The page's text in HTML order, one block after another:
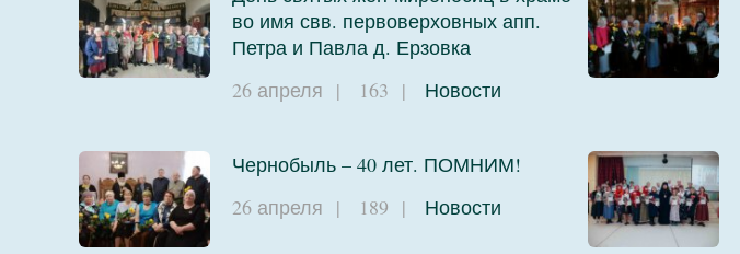
во имя свв. первоверховных апп.
Петра и Павла д. Ерзовка
26 апреля | 163 | Новости
Чернобыль – 40 лет. ПОМНИМ!
26 апреля | 189 | Новости